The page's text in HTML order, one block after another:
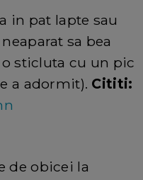
in pat lapte sau
sa bea
sticluta cu un pic
a adormit). Cititi:
de obicei la